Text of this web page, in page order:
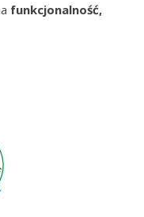
funkcjonalność,